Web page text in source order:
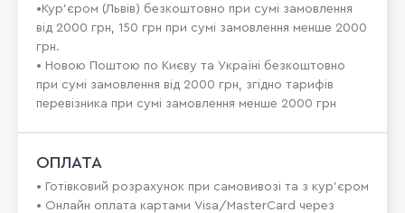
•Кур'єром (Львів) безкоштовно при сумі замовлення
від 2000 грн, 150 грн при сумі замовлення менше 2000
грн.
• Новою Поштою по Києву та Україні безкоштовно
при сумі замовлення від 2000 грн, згідно тарифів
перевізника при сумі замовлення менше 2000 грн
ОПЛАТА
• Готівковий розрахунок при самовивозі та з кур’єром
• Онлайн оплата картами Visa/MasterCard через